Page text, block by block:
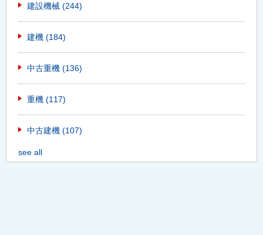
建設機械 (244)
建機 (184)
中古重機 (136)
重機 (117)
中古建機 (107)
see all